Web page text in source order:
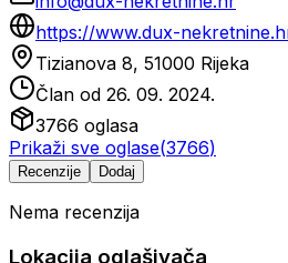
https://www.dux-
Tizianova 8, 51000 Rijeka
Član od 26. 09. 2024.
3766 oglasa
Prikaži sve oglase(3766)
Recenzije Dodaj
Nema recenzija
Lokacija oglašivača